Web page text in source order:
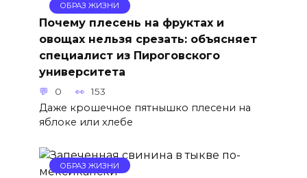
ОБРАЗ ЖИЗНИ
Почему плесень на фруктах и
овощах нельзя срезать: объясняет
специалист из Пироговского
университета
0 153
Даже крошечное пятнышко плесени на
яблоке или хлебе
ОБРАЗ ЖИЗНИ